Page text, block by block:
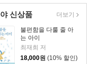
신상품
불편함을 다룰 줄 아
는 아이
최재희 저
18,000원 (10% 할인)
더보기